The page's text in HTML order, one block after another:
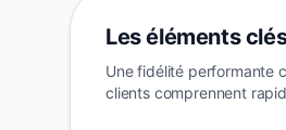
Les éléments
Une fidélité performante
clients comprennent